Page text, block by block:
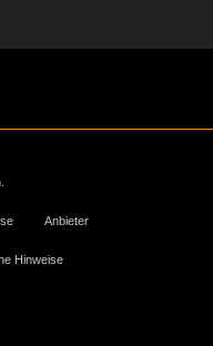
Anbieter
Hinweise